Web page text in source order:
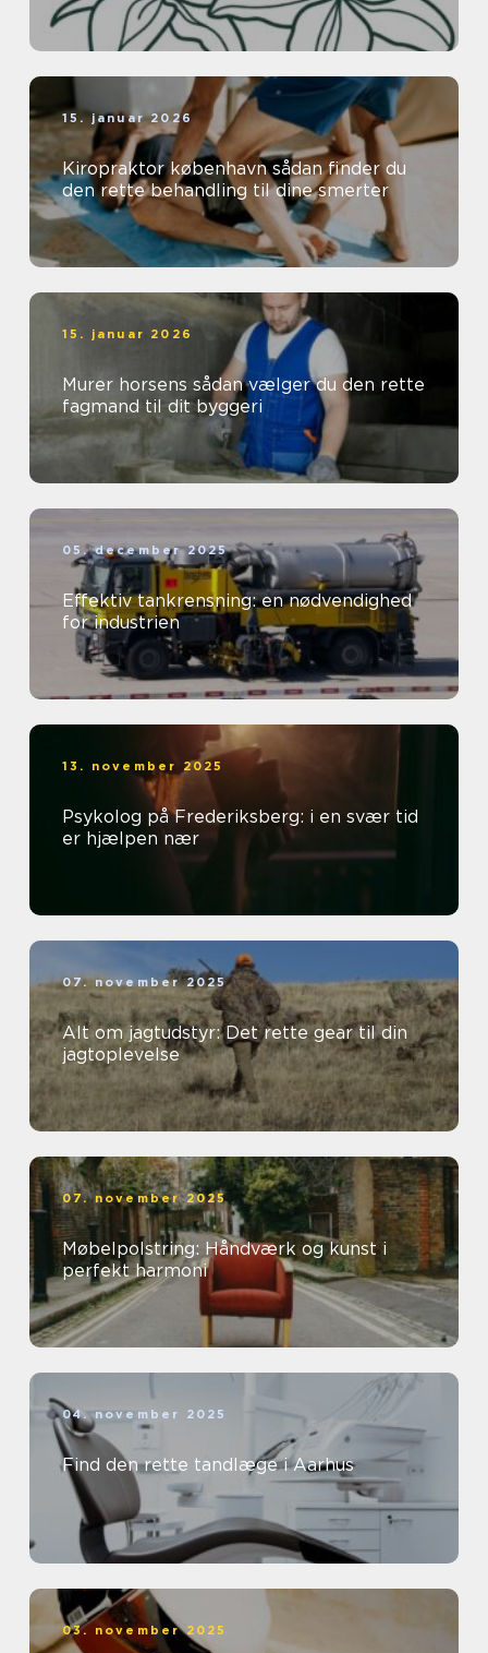
15. januar 2026
Kiropraktor københavn sådan finder du
den rette behandling til dine smerter
15. januar 2026
Murer horsens sådan vælger du den rette
fagmand til dit byggeri
05. december 2025
Effektiv tankrensning: en nødvendighed
for industrien
13. november 2025
Psykolog på Frederiksberg: i en svær tid
er hjælpen nær
07. november 2025
Alt om jagtudstyr: Det rette gear til din
jagtoplevelse
07. november 2025
Møbelpolstring: Håndværk og kunst i
perfekt harmoni
04. november 2025
Find den rette tandlæge i Aarhus
03. november 2025